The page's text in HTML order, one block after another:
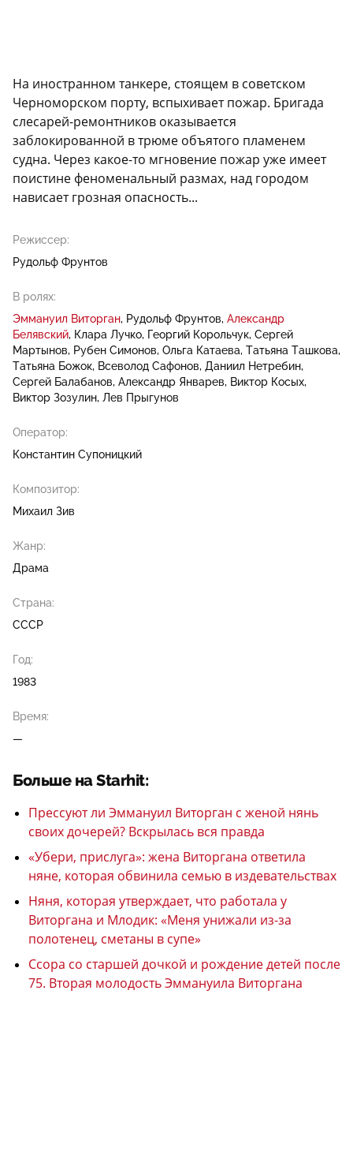
На иностранном танкере, стоящем в советском
Черноморском порту, вспыхивает пожар. Бригада
слесарей-ремонтников оказывается
заблокированной в трюме объятого пламенем
судна. Через какое-то мгновение пожар уже имеет
поистине феноменальный размах, над городом
нависает грозная опасность...
Режиссер:
Рудольф Фрунтов
В ролях:
Эммануил Виторган Рудольф Фрунтов Александр
Белявский Клара Лучко Георгий Корольчук Сергей
Мартынов
Рубен Симонов Ольга Катаева Татьяна Ташкова
Татьяна Божок Всеволод Сафонов Даниил Нетребин
Сергей Балабанов Александр Январев
Виктор Косых
Виктор Зозулин Лев Прыгунов
Оператор:
Константин Супоницкий
Композитор:
Михаил Зив
Жанр:
Драма
Страна:
СССР
Год:
1983
Время:
—
Больше на Starhit:
Прессуют ли Эммануил Виторган с женой нянь
своих дочерей? Вскрылась вся правда
«Убери, прислуга»: жена Виторгана ответила
няне, которая обвинила семью в издевательствах
Няня, которая утверждает, что работала у
Виторгана и Млодик: «Меня унижали из-за
полотенец, сметаны в супе»
Ссора со старшей дочкой и рождение детей после
75. Вторая молодость Эммануила Виторгана